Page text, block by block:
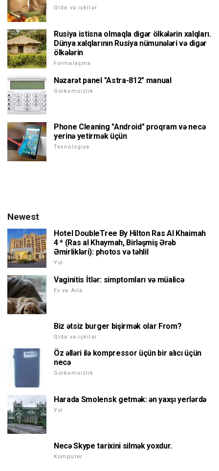
Qida və içkilər
Rusiya istisna olmaqla digər ölkələrin xalqları.
Dünya xalqlarının Rusiya nümunələri və digər
ölkələrin
Formalaşma
Nəzarət panel "Astra-812" manual
Görkəmsizlik
Phone Cleaning "Android" proqram və necə
yerinə yetirmək üçün
Texnologiya
Newest
Hotel DoubleTree By Hilton Ras Al Khaimah
4 * (Ras al Khaymah, Birləşmiş Ərəb
Əmirlikləri): photos və təhlil
Yol
Vaginitis İtlər: simptomları və müalicə
Ev və Ailə
Biz ətsiz burger bişirmək olar From?
Qida və içkilər
Öz əlləri ilə kompressor üçün bir alıcı üçün
necə
Görkəmsizlik
Harada Smolensk getmək: ən yaxşı yerlərdə
Yol
Necə Skype tarixini silmək yoxdur.
Kompüter